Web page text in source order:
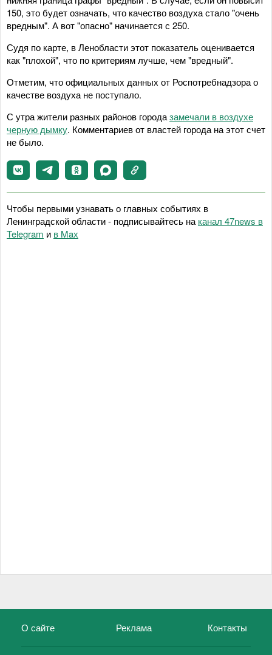
150, это будет означать, что качество воздуха стало "очень
вредным". А вот "опасно" начинается с 250.
Судя по карте, в Ленобласти этот показатель оценивается
как "плохой", что по критериям лучше, чем "вредный".
Отметим, что официальных данных от Роспотребнадзора о
качестве воздуха не поступало.
С утра жители разных районов городазамечали в воздухе
черную дымку. Комментариев от властей города на этот счет
не было.
Чтобы первыми узнавать о главных событиях в
Ленинградской области - подписывайтесь на канал 47news в
Telegram и в Maх
О сайте Реклама Контакты